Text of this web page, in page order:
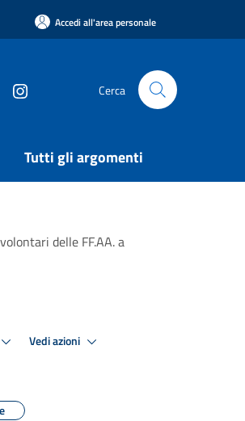
Accedi all'area personale
Cerca
Tutti gli argomenti
delle FF.AA. a
Vedi azioni